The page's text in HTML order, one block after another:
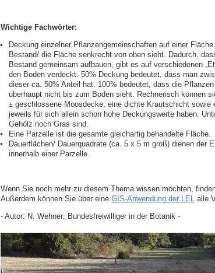
Wichtige Fachwörter:
Deckung einzelner Pflanzengemeinschaften auf einer
Bestand/ die Fläche senkrecht von oben sieht. Dadurch,
Bestand gemeinsam aufbauen, gibt es auf verschiedenen
den Boden verdeckt. 50% Deckung bedeutet, dass man
dieser ca. 50% Anteil hat. 100% bedeutet, dass die
überhaupt nicht bis zum Boden sieht. Rechnerisch können
± geschlossene Moosdecke, eine dichte Krautschicht
jeweils für sich allein schon hohe Deckungswerte haben.
Gehölz noch Gras sind.
Eine Parzelle ist die gesamte gleichartig behandelte Fläche.
Dauerflächen/ Dauerquadrate (ca. 5 x 5 m groß) dienen der
innerhalb einer Parzelle.
Wenn Sie noch mehr zu diesem Thema wissen möchten,
Außerdem können Sie über eine GIS‑Anwendung der LEL
alle
- Autor: N. Wehner; Bundesfreiwilliger in der Botanik -